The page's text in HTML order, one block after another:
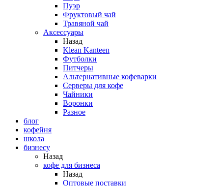
Пуэр
Фруктовый чай
Травяной чай
Аксессуары
Назад
Klean Kanteen
Футболки
Питчеры
Альтернативные кофеварки
Серверы для кофе
Чайники
Воронки
Разное
блог
кофейня
школа
бизнесу
Назад
кофе для бизнеса
Назад
Оптовые поставки